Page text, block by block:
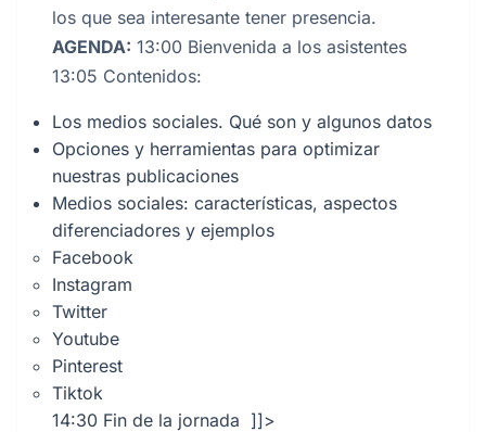
los que sea interesante tener presencia.
AGENDA: 13:00 Bienvenida a los asistentes
13:05 Contenidos:
Los medios sociales. Qué son y algunos datos
Opciones y herramientas para optimizar
nuestras publicaciones
Medios sociales: características, aspectos
diferenciadores y ejemplos
Facebook
Instagram
Twitter
Youtube
Pinterest
Tiktok
14:30 Fin de la jornada ]]>